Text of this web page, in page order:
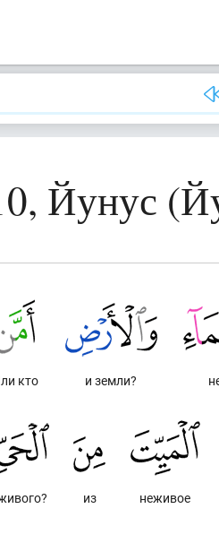
Йунус
и земли?
кто
неживое
из